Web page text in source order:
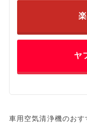
ヤ
車用空気清浄機のお